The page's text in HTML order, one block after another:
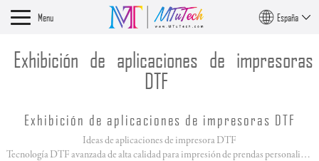
Menu España
Exhibición de aplicaciones de impresoras
DTF
Exhibición de aplicaciones de impresoras DTF
Ideas de aplicaciones de impresora DTF
Tecnología DTF avanzada de alta calidad para impresión de prendas personalizadas